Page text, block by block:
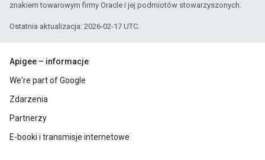
znakiem towarowym firmy Oracle i jej podmiotów stowarzyszonych.
Ostatnia aktualizacja: 2026-02-17 UTC.
Apigee – informacje
We're part of Google
Zdarzenia
Partnerzy
E-booki i transmisje internetowe